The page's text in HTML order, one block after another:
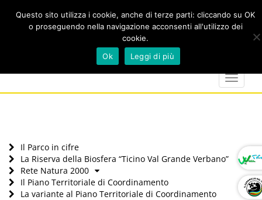
marker
calendar
Toggle
Il Parco in cifre
La Riserva della Biosfera “Ticino Val Grande Verbano”
Rete Natura 2000
Il Piano Territoriale di Coordinamento
La variante al Piano Territoriale di Coordinamento
Questo sito utilizza i cookie, anche di terze parti: cliccando su OK
o proseguendo nella navigazione acconsenti all'utilizzo dei
cookie.
Ok
Leggi di più